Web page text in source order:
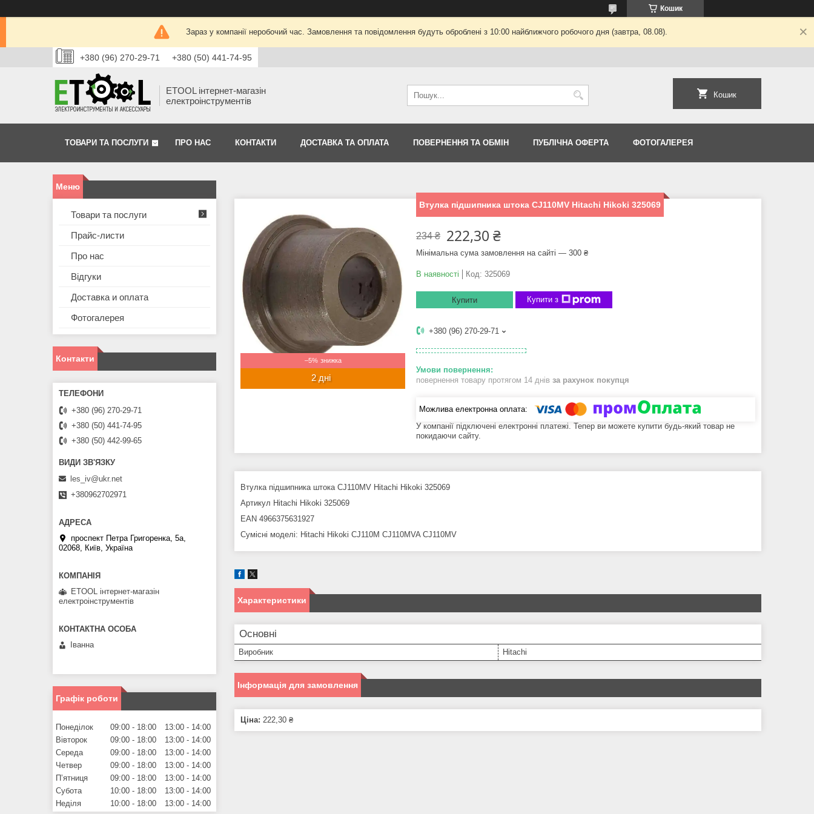
Кошик
Зараз у компанії неробочий час. Замовлення та повідомлення будуть оброблені з 10:00 найближчого робочого дня (завтра, 08.08).
+380 (96) 270-29-71 +380 (50) 441-74-95
ETOOL інтернет-магазін
електроінструментів
Кошик
ТОВАРИ ТА ПОСЛУГИ ПРО НАС КОНТАКТИ ДОСТАВКА ТА ОПЛАТА ПОВЕРНЕННЯ ТА ОБМІН ПУБЛІЧНА ОФЕРТА ФОТОГАЛЕРЕЯ
–5%
2 дні
Втулка підшипника штока CJ110MV Hitachi Hikoki 325069
234 ₴ 222,30 ₴
Мінімальна сума замовлення на сайті — 300 ₴
В наявності Код: 325069
Купити Купити з
+380 (96) 270-29-71
повернення товару протягом 14 днів за рахунок покупця
У компанії підключені електронні платежі. Тепер ви можете купити будь-який товар не
покидаючи сайту.
Втулка підшипника штока CJ110MV Hitachi Hikoki 325069
Артикул Hitachi Hikoki 325069
EAN 4966375631927
Сумісні моделі: Hitachi Hikoki CJ110M CJ110MVA CJ110MV
Характеристики
Основні
Виробник Hitachi
Інформація для замовлення
Ціна: 222,30 ₴
Товари та послуги
Прайс-листи
Про нас
Відгуки
Доставка и оплата
Фотогалерея
Контакти
+380 (96) 270-29-71
+380 (50) 441-74-95
+380 (50) 442-99-65
les_iv@ukr.net
+380962702971
проспект Петра Григоренка, 5а,
02068, Київ, Україна
ETOOL інтернет-магазін
електроінструментів
Іванна
Графік роботи
Понеділок 09:00 18:00 13:00
14:00
Вівторок
09:00 18:00 13:00
14:00
Середа
09:00 18:00 13:00
14:00
Четвер
09:00 18:00 13:00
14:00
Пʼятниця
09:00 18:00 13:00
14:00
Субота
10:00 18:00 13:00
14:00
Неділя
10:00 18:00 13:00 14:00